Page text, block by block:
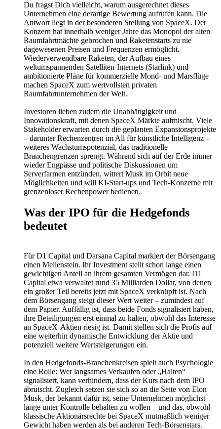
Du fragst Dich vielleicht, warum ausgerechnet dieses
Unternehmen eine derartige Bewertung aufrufen kann. Die
Antwort liegt in der besonderen Stellung von SpaceX. Der
Konzern hat innerhalb weniger Jahre das Monopol der alten
Raumfahrtmächte gebrochen und Raketenstarts zu nie
dagewesenen Preisen und Frequenzen ermöglicht.
Wiederverwendbare Raketen, der Aufbau eines
weltumspannenden Satelliten-Internets (Starlink) und
ambitionierte Pläne für kommerzielle Mond- und Marsflüge
machen SpaceX zum wertvollsten privaten
Raumfahrtunternehmen der Welt.
Investoren lieben zudem die Unabhängigkeit und
Innovationskraft, mit denen SpaceX Märkte aufmischt. Viele
Stakeholder erwarten durch die geplanten Expansionsprojekte
– darunter Rechenzentren im All für künstliche Intelligenz –
weiteres Wachstumspotenzial, das traditionelle
Branchengrenzen sprengt. Während sich auf der Erde immer
wieder Engpässe und politische Diskussionen um
Serverfarmen entzünden, wittert Musk im Orbit neue
Möglichkeiten und will KI-Start-ups und Tech-Konzerne mit
grenzenloser Rechenpower bedienen.
Was der IPO für die Hedgefonds
bedeutet
Für D1 Capital und Darsana Capital markiert der Börsengang
einen Meilenstein. Ihr Investment stellt schon lange einen
gewichtigen Anteil an ihrem gesamten Vermögen dar. D1
Capital etwa verwaltet rund 35 Milliarden Dollar, von denen
ein großer Teil bereits jetzt mit SpaceX verknüpft ist. Nach
dem Börsengang steigt dieser Wert weiter – zumindest auf
dem Papier. Auffällig ist, dass beide Fonds signalisiert haben,
ihre Beteiligungen erst einmal zu halten, obwohl das Interesse
an SpaceX-Aktien riesig ist. Damit stellen sich die Profis auf
eine weiterhin dynamische Entwicklung der Aktie und
potenziell weitere Wertsteigerungen ein.
In den Hedgefonds-Branchenkreisen spielt auch Psychologie
eine Rolle: Wer langsames Verkaufen oder „Halten“
signalisiert, kann verhindern, dass der Kurs nach dem IPO
abrutscht. Zugleich setzen sie sich so an die Seite von Elon
Musk, der bekannt dafür ist, seine Unternehmen möglichst
lange unter Kontrolle behalten zu wollen – und das, obwohl
klassische Aktionärsrechte bei SpaceX mutmaßlich weniger
Gewicht haben werden als bei anderen Tech-Börsenstars.